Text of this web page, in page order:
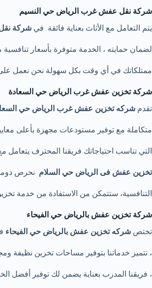
شركة نقل عفش غرب الرياض حي النسيم
يتم التعامل مع الأثاث بعناية فائقة في شركة
لضمان حمايته ، الخدمة متوفرة بأسعار
ممتلكاتك في أي وقت بكل سهولة نحن نعمل على
شركة تخزين عفش غرب الرياض حي السعادة
تقدم شركه تخزين عفش غرب الرياض حي
متكاملة مع توفير مستودعات مجهزة بأعلى
التي تناسب احتياجاتك فريقنا المحترف
تخزين عفش فى الرياض حي السلام نحرص دوما
التنافسية، ستتمكن من الاستفادة من خدمة
شركة تخزين عفش بالرياض حي الفيحاء
تختص شركه تخزين عفش بالرياض حي الفيحاء
، تتميز خدماتنا بتوفير مساحات تخزين نظيفة
، فريقنا المدرب بعناية يضمن لك توفير أفضل